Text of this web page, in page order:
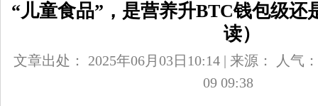
“儿童食品”，是营养升BTC钱包级还
读）
文章出处： 2025年06月03日10:14 | 来源：
人气：
09 09:38